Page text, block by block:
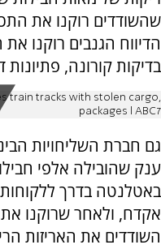
שהשודדים רוקנו את
הדיווח הגנבים רוקנו
בדיקות קורונה, פתיונות
train tracks with stolen cargo,
packages l ABC7
גם חברת השליחויות
ענק שהובילה אלפי
באטלנטה בדרך
אקדח, ולאחר שרוקנו את
השודדים את האריזות